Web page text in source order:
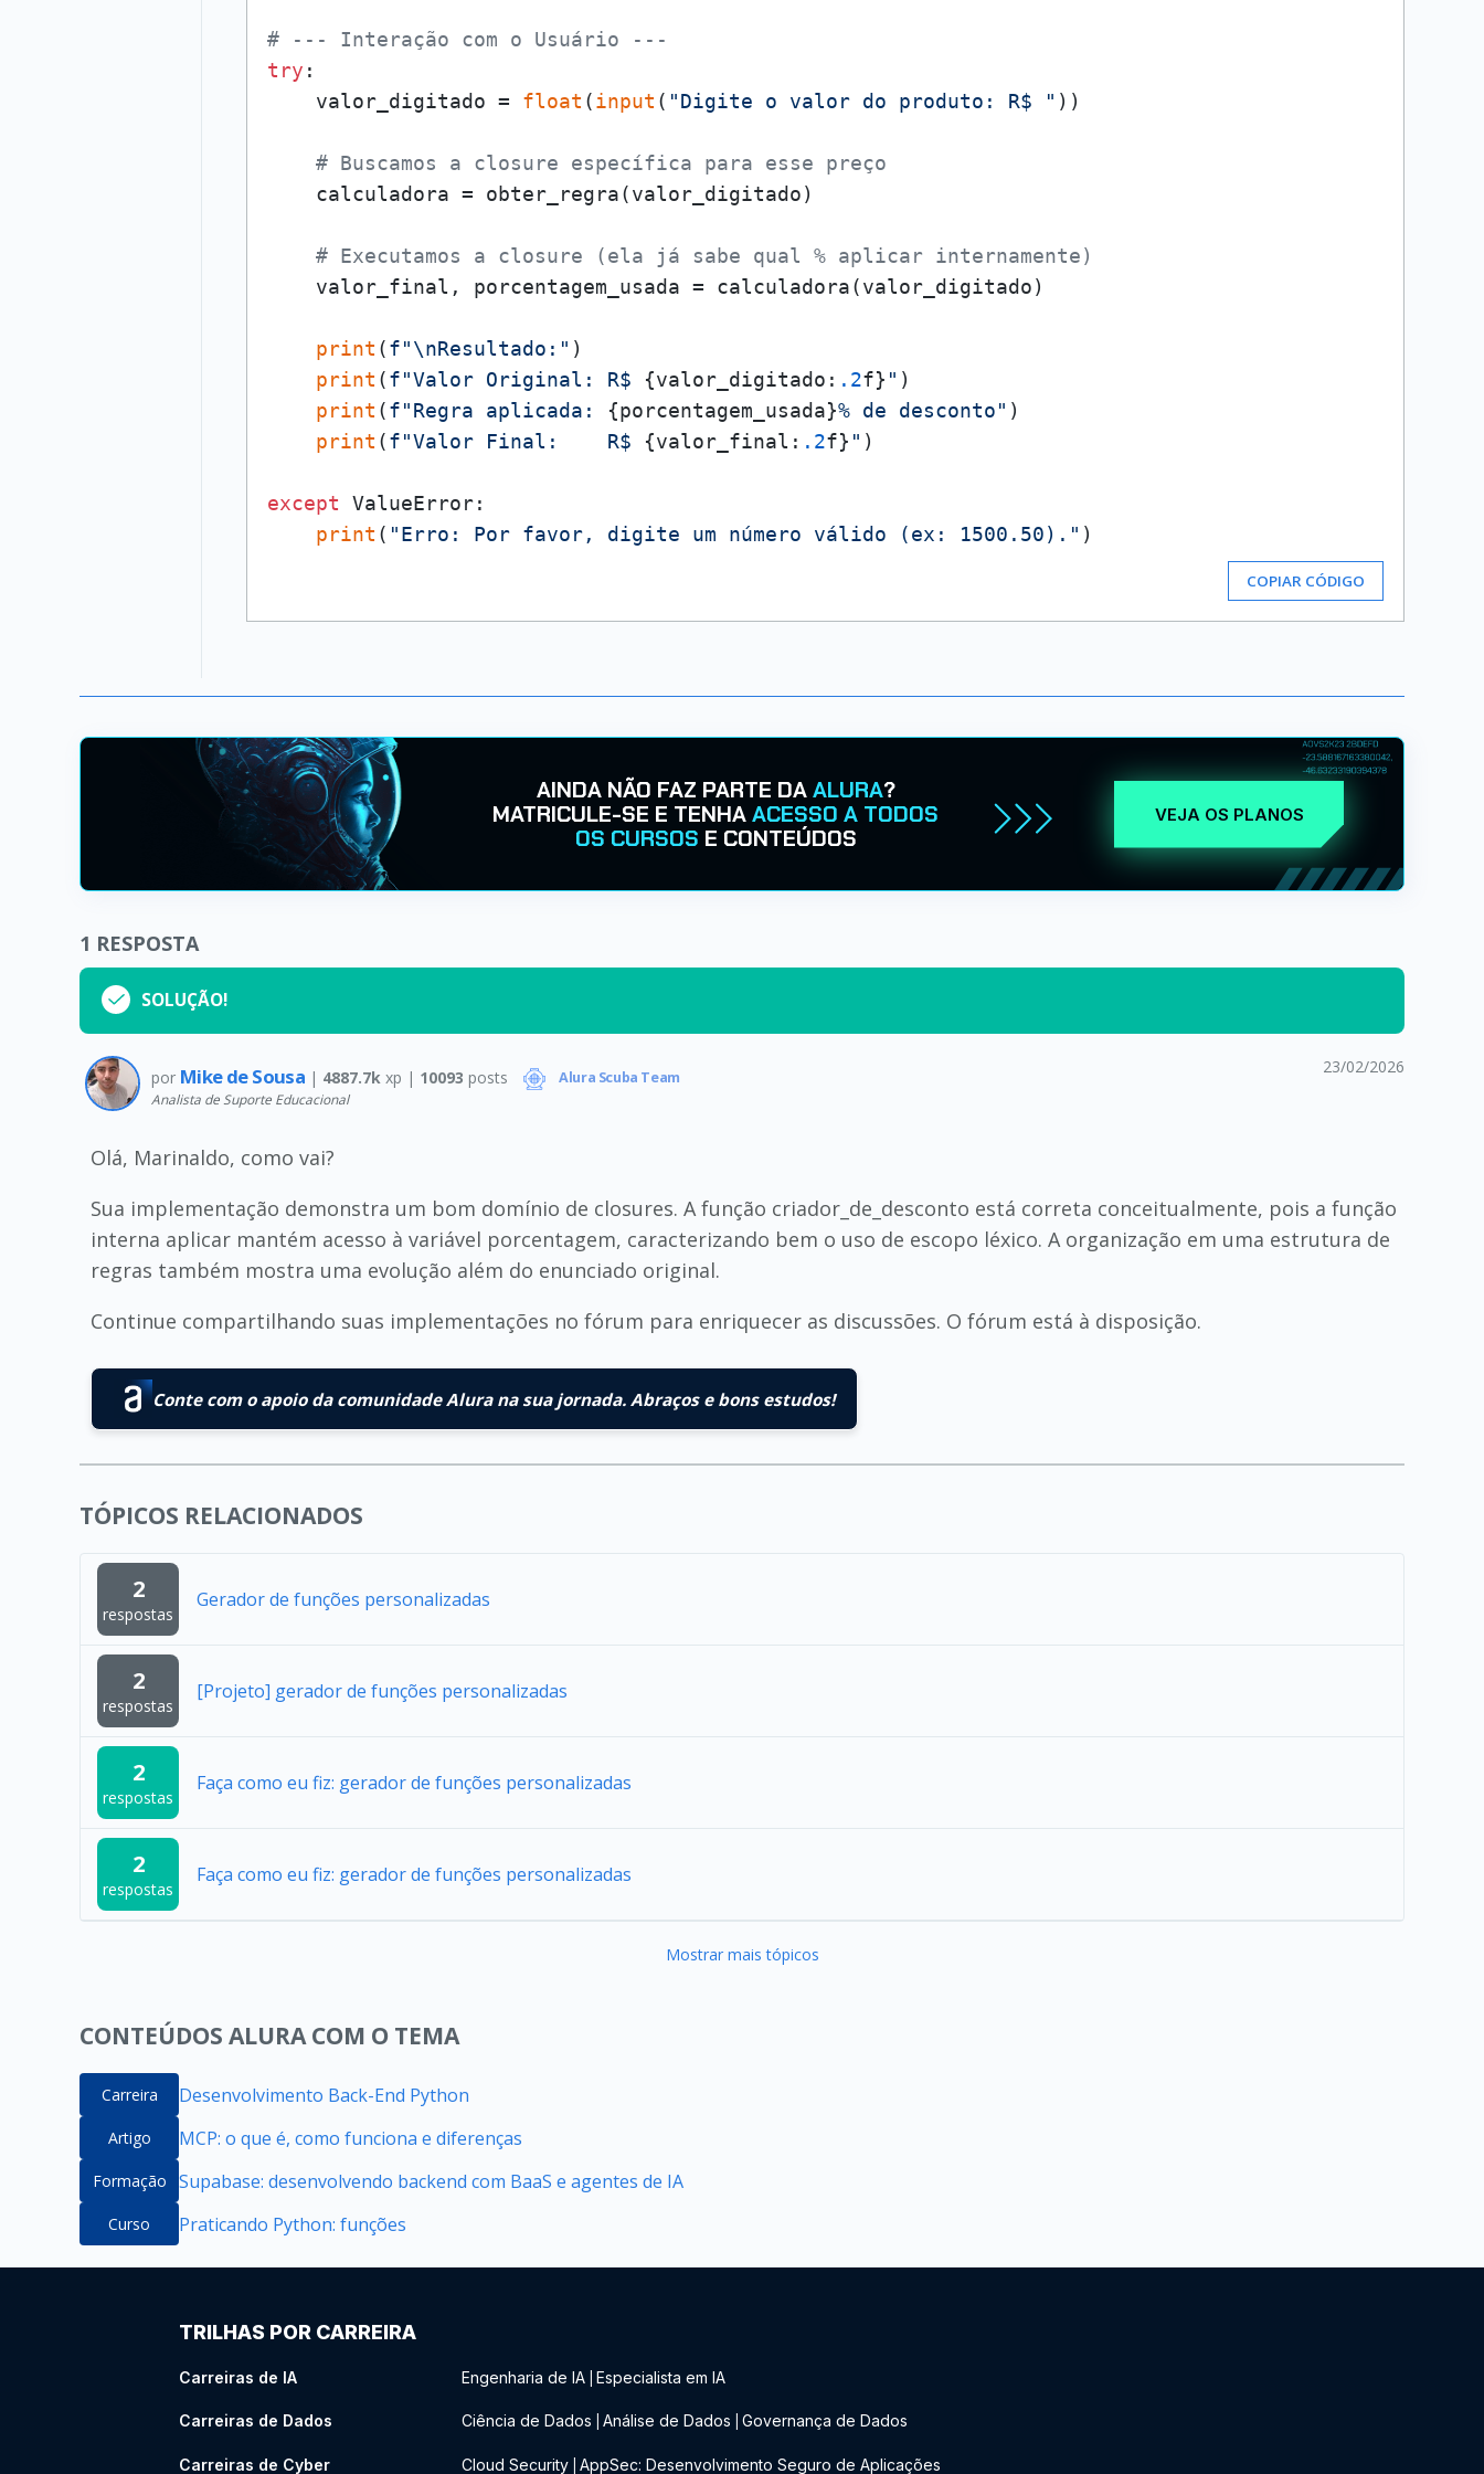
# --- Interação com o Usuário ---
try :
    valor_digitado =
float (input ( "Digite o valor do produto: R$ " ))
# Buscamos a closure específica para esse preço
    calculadora = obter_regra(valor_digitado)
# Executamos a closure (ela já sabe qual % aplicar internamente)
    valor_final, porcentagem_usada = calculadora(valor_digitado)
print (f"\nResultado:" )
print (f"Valor Original: R$ {valor_digitado: .2f} " )
print (f"Regra aplicada: {porcentagem_usada}% de desconto" )
print (f"Valor Final:    R$ {valor_final: .2f} " )
except ValueError:
print ( "Erro: Por favor, digite um número válido (ex: 1500.50)."
COPIAR CÓDIGO
AINDA NÃO FAZ PARTE DAALURA?
MATRICULE-SE E TENHAACESSO A TODOS
OS CURSOS E CONTEÚDOS
VEJA OS PLANOS
1 RESPOSTA
SOLUÇÃO!
por Mike de Sousa | 4887.7k xp | 10093 posts Alura Scuba Team
Analista de Suporte Educacional
23/02/2026
Olá, Marinaldo, como vai?
Sua implementação demonstra um bom domínio de closures. A função criador_de_desconto está correta conceitualmente, pois a função
interna aplicar mantém acesso à variável porcentagem, caracterizando bem o uso de escopo léxico. A organização em uma estrutura de
regras também mostra uma evolução além do enunciado original.
Continue compartilhando suas implementações no fórum para enriquecer as discussões. O fórum está à disposição.
Conte com o apoio da comunidade Alura na sua jornada. Abraços e bons estudos!
TÓPICOS RELACIONADOS
2
respostas
Gerador de funções personalizadas
2
respostas
[Projeto] gerador de funções personalizadas
2
respostas
Faça como eu fiz: gerador de funções personalizadas
2
respostas
Faça como eu fiz: gerador de funções personalizadas
Mostrar mais tópicos
CONTEÚDOS ALURA COM O TEMA
Carreira Desenvolvimento Back-End Python
Artigo MCP: o que é, como funciona e diferenças
Formação Supabase: desenvolvendo backend com BaaS e agentes de IA
Curso Praticando Python: funções
TRILHAS POR CARREIRA
Carreiras de IA Engenharia de IA Especialista em IA
Carreiras de Dados Ciência de Dados Análise de Dados Governança de Dados
Carreiras de Cyber Cloud Security AppSec: Desenvolvimento Seguro de Aplicações